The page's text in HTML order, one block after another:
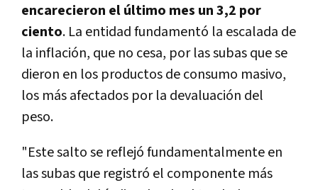
encarecieron el último mes un 3,2 por
ciento. La entidad fundamentó la escalada de
la inflación, que no cesa, por las subas que se
dieron en los productos de consumo masivo,
los más afectados por la devaluación del
peso.
"Este salto se reflejó fundamentalmente en
las subas que registró el componente más